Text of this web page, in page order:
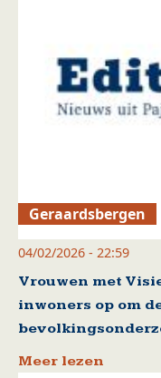
Geraardsbergen
04/02/2026 - 22:59
Vrouwen met
inwoners op om
Meer lezen